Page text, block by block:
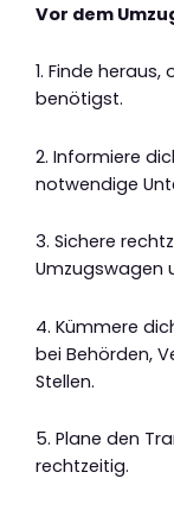
Vor dem
1. Finde
benötigst.
2. Informiere
notwendige
3. Sichere
Umzugswagen
4. Kümmere
bei Behörden,
Stellen.
5. Plane den
rechtzeitig.